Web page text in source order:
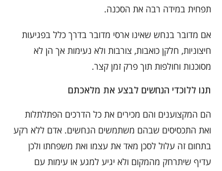
תפחית במידה רבה את הסכנה.
אם מדובר בנחש שאינו ארסי מדובר בדרך כלל בפגיעות
חיצוניות, חלקן כואבות, צורבות ולא נעימות אך הן לא
מסוכנות וחולפות תוך פרק זמן קצר.
תנו ללוכדי הנחשים לבצע את מלאכתם
הם המקצוענים והם מכירים את כל הדרכים הפתלתלות
ואת התכסיסים שבהם משתמשים הנחשים. אדם ללא רקע
בתחום זה עלול לסכן מאד את עצמו ואת משפחתו ולכן
עדיף שיתרחק מהמקום ולא יגיע למגע או עימות עם